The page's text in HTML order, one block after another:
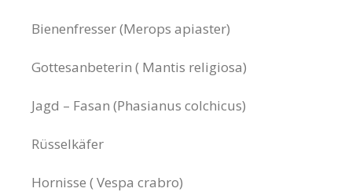
Bienenfresser (Merops apiaster)
Gottesanbeterin ( Mantis religiosa)
Jagd – Fasan (Phasianus colchicus)
Rüsselkäfer
Hornisse ( Vespa crabro)